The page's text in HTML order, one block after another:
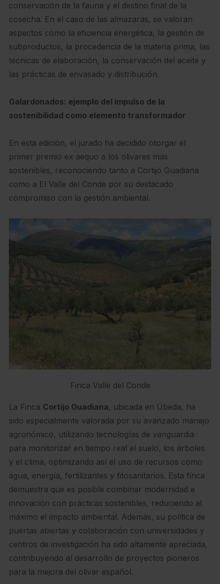
conservación de la fauna y el destino final de la
cosecha. En el caso de las almazaras, se valoran
aspectos como la eficiencia energética, la gestión de
subproductos, la procedencia de la materia prima, las
técnicas de elaboración, la conservación del aceite y
las prácticas de envasado y distribución.
Galardonados: ejemplo del impulso de la
sostenibilidad como elemento transformador
En esta edición, el jurado ha decidido otorgar el
primer premio ex aequo a los olivares más
sostenibles, reconociendo tanto a Cortijo Guadiana
como a El Valle del Conde por su destacado
compromiso con la gestión ambiental.
Finca Valle del Conde
La Finca Cortijo Guadiana, ubicada en Úbeda, ha
sido especialmente valorada por su avanzado manejo
agronómico, utilizando tecnologías de vanguardia
para monitorizar en tiempo real el suelo, los árboles
y el clima, optimizando así el uso de recursos como
agua, energía, fertilizantes y fitosanitarios. Esta finca
demuestra que es posible combinar modernidad e
innovación con prácticas sostenibles, reduciendo al
máximo el impacto ambiental. Además, su política de
puertas abiertas y colaboración con universidades y
centros de investigación ha sido altamente apreciada,
contribuyendo al desarrollo de proyectos pioneros
para la mejora del olivar español.